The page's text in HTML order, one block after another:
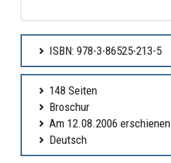
ISBN: 978-3-86525-213-5
148 Seiten
Broschur
Am 12.08.2006 erschienen
Deutsch